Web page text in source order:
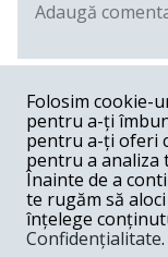
Lambada -01-10-
Numai Microsoft
asteapta in
Folosim cookie-
pentru a-ți
pentru a-ți oferi
pentru a analiza
Înainte de a
te rugăm să
înțelege
Confidențialitate.